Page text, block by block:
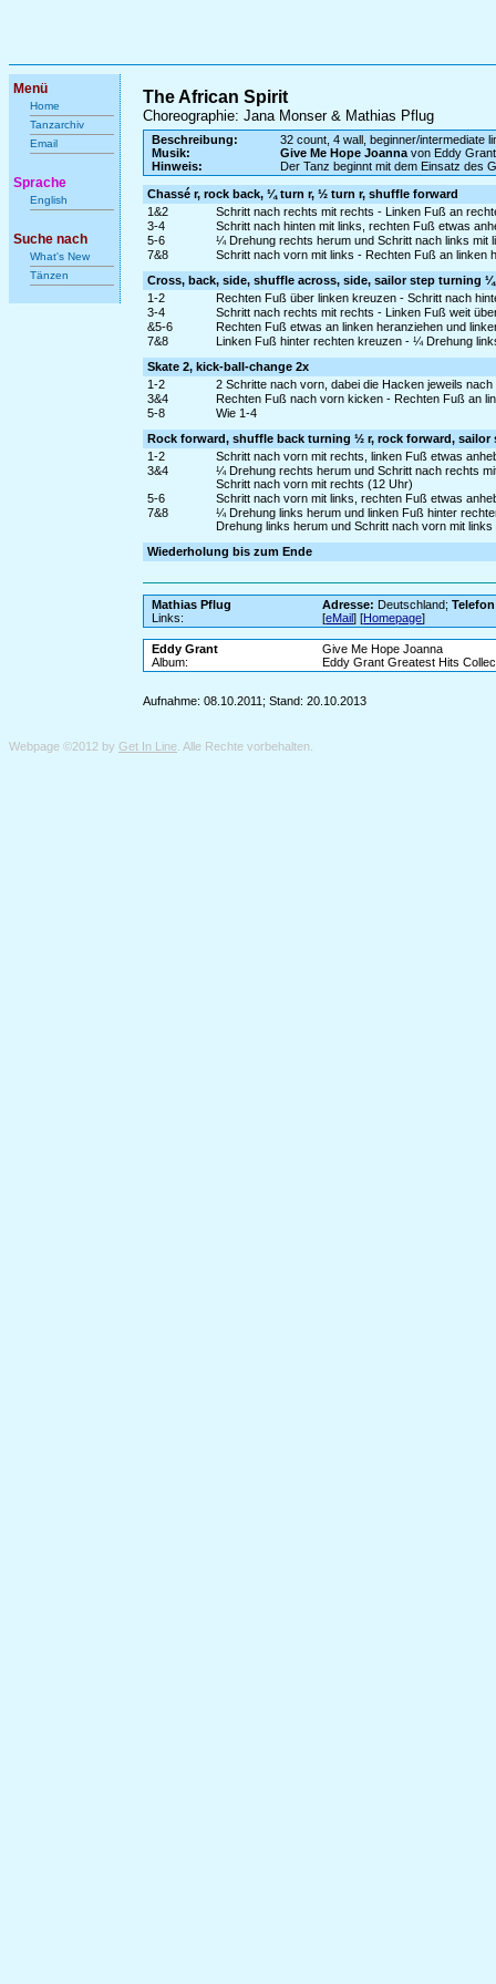
Menü
Home
Tanzarchiv
Email
Sprache
English
Suche nach
What's New
Tänzen
The African Spirit
Choreographie: Jana Monser & Mathias Pflug
Beschreibung:
32 count, 4 wall, beginner/intermediate
Musik:
Give Me Hope Joannavon Eddy Grant
Hinweis:
Der Tanz beginnt mit dem Einsatz des
Chassé r, rock back, ¼ turn r, ½ turn r, shuffle forward
1&2
Schritt nach rechts mit rechts - Linken Fuß an
3-4
Schritt nach hinten mit links, rechten Fuß etwas
5-6
¼ Drehung rechts herum und Schritt nach links
7&8
Schritt nach vorn mit links - Rechten Fuß an linken
Cross, back, side, shuffle across, side, sailor step turning
1-2
Rechten Fuß über linken kreuzen - Schritt nach
3-4
Schritt nach rechts mit rechts - Linken Fuß weit
&5-6
Rechten Fuß etwas an linken heranziehen und
7&8
Linken Fuß hinter rechten kreuzen - ¼ Drehung
Skate 2, kick-ball-change 2x
1-2
2 Schritte nach vorn, dabei die Hacken jeweils
3&4
Rechten Fuß nach vorn kicken - Rechten Fuß an
5-8
Wie 1-4
Rock forward, shuffle back turning ½ r, rock forward,
1-2
Schritt nach vorn mit rechts, linken Fuß etwas
3&4
¼ Drehung rechts herum und Schritt nach rechts
Schritt nach vorn mit rechts (12 Uhr)
5-6
Schritt nach vorn mit links, rechten Fuß etwas
7&8
¼ Drehung links herum und linken Fuß hinter
Drehung links herum und Schritt nach vorn mit links
Wiederholung bis zum Ende
Mathias Pflug Adresse: Deutschland;
Links:
[eMail] [Homepage]
Eddy Grant
Give Me Hope Joanna
Album:
Eddy Grant Greatest Hits
Aufnahme: 08.10.2011; Stand: 20.10.2013
Webpage ©2012 by Get In Line . Alle Rechte vorbehalten.